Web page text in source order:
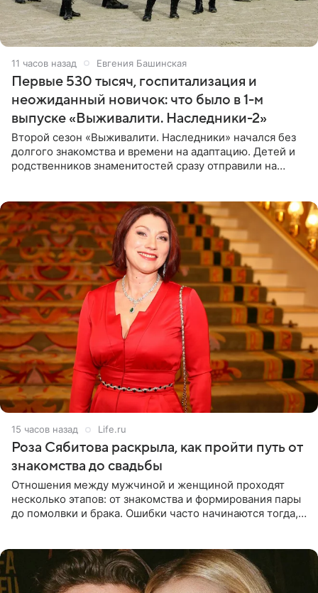
11 часов назад Евгения Башинская
Первые 530 тысяч, госпитализация и
неожиданный новичок: что было в 1-м
выпуске «Выживалити. Наследники-2»
Второй сезон «Выживалити. Наследники» начался без
долгого знакомства и времени на адаптацию. Детей и
родственников знаменитостей сразу отправили на
15 часов назад Life.ru
Роза Сябитова раскрыла, как пройти путь от
знакомства до свадьбы
Отношения между мужчиной и женщиной проходят
несколько этапов: от знакомства и формирования пары
до помолвки и брака. Ошибки часто начинаются тогда,